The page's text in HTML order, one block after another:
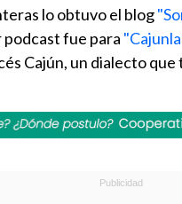
lo obtuvo el blog
podcast fue para
Cajún, un dialecto que